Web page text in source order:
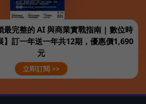
最完整的 AI 與商業實戰指南 | 數位時
】訂一年送一年共12期，優惠價1,690
元
立即訂閱 >>